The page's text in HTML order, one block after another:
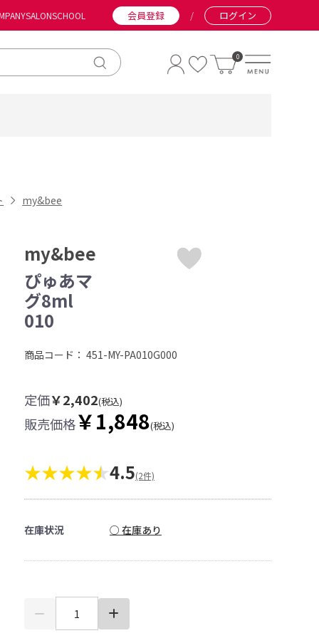
SALONSCHOOL 会員登録 / ログイン
0
my&bee
my&bee
ぴゅあマ
グ8ml
010
商品コード： 451-MY-PA010G000
定価￥2,402(税込)
販売価格￥1,848(税込)
★★★★ 4.5(2件)
在庫状況 ○ 在庫あり